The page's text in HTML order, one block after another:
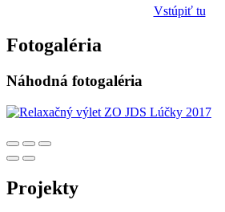
Vstúpiť tu
Fotogaléria
Náhodná fotogaléria
Projekty